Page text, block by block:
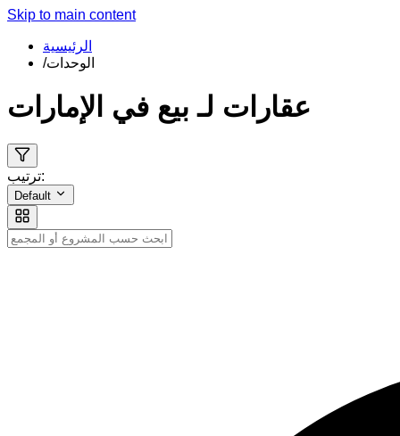
Skip to main content
الرئيسية
/الوحدات
عقارات لـ بيع في الإمارات
ترتيب:
Default